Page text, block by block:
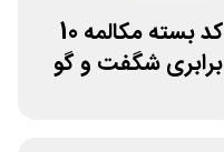
کد بسته مکالمه 10
برابری شگفت و گو